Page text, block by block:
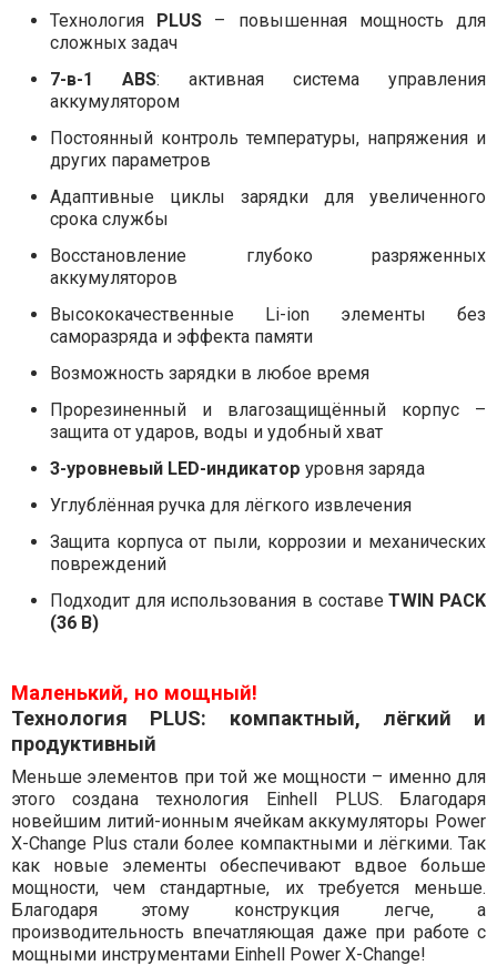
Технология PLUS – повышенная мощность для
сложных задач
7-в-1 ABS: активная система управления
аккумулятором
Постоянный контроль температуры, напряжения и
других параметров
Адаптивные циклы зарядки для увеличенного
срока службы
Восстановление глубоко разряженных
аккумуляторов
Высококачественные Li-ion элементы без
саморазряда и эффекта памяти
Возможность зарядки в любое время
Прорезиненный и влагозащищённый корпус –
защита от ударов, воды и удобный хват
3-уровневый LED-индикатор уровня заряда
Углублённая ручка для лёгкого извлечения
Защита корпуса от пыли, коррозии и механических
повреждений
Подходит для использования в составеTWIN PACK
(36 В)
Маленький, но мощный!
Технология PLUS: компактный, лёгкий и
продуктивный
Меньше элементов при той же мощности – именно для
этого создана технология Einhell PLUS. Благодаря
новейшим литий-ионным ячейкам аккумуляторы Power
X-Change Plus стали более компактными и лёгкими. Так
как новые элементы обеспечивают вдвое больше
мощности, чем стандартные, их требуется меньше.
Благодаря этому конструкция легче, а
производительность впечатляющая даже при работе с
мощными инструментами Einhell Power X-Change!